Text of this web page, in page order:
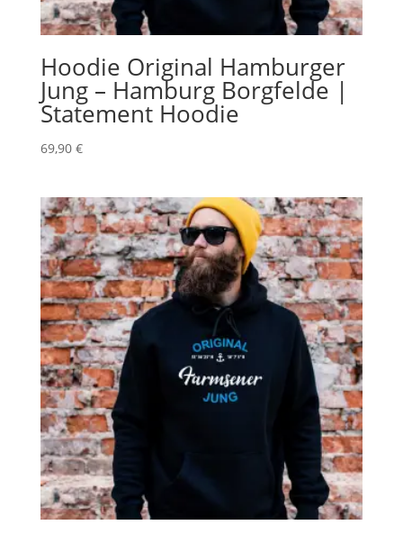
Hoodie Original Hamburger
Jung – Hamburg Borgfelde |
Statement Hoodie
69,90 €